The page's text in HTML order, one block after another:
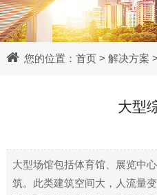
您的位置： 首页> 解决方案 >
大型
大型场馆包括体育馆、展览中
筑。此类建筑空间大，人流量